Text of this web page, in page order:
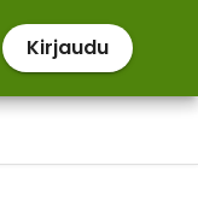
Kirjaudu